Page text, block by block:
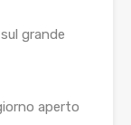
grande
aperto